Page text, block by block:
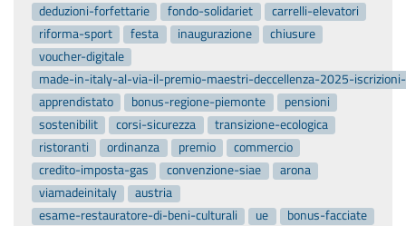
deduzioni-forfettarie
fondo-solidariet
carrelli-elevatori
riforma-sport
festa inaugurazione
chiusure
voucher-digitale
made-in-italy-al-via-il-premio-maestri-deccellenza-2025-
apprendistato
bonus-regione-piemonte
pensioni
sostenibilit
corsi-sicurezza
transizione-ecologica
ristoranti
ordinanza premio
commercio
credito-imposta-gas
convenzione-siae
arona
viamadeinitaly
austria
esame-restauratore-di-beni-culturali
ue
bonus-facciate